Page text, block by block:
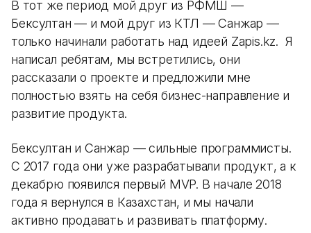
В тот же период мой друг из РФМШ —
Бексултан — и мой друг из КТЛ — Санжар —
только начинали работать над идеей Zapis.kz. Я
написал ребятам, мы встретились, они
рассказали о проекте и предложили мне
полностью взять на себя бизнес-направление и
развитие продукта.
Бексултан и Санжар — сильные программисты.
С 2017 года они уже разрабатывали продукт, а к
декабрю появился первый MVP. В начале 2018
года я вернулся в Казахстан, и мы начали
активно продавать и развивать платформу.